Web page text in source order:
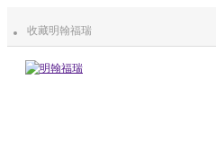
收藏明翰福瑞